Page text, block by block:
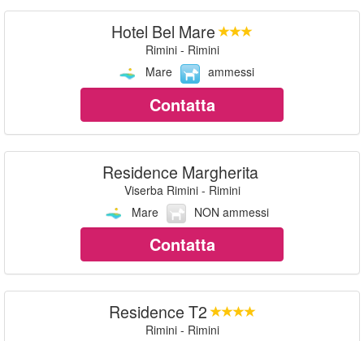
Hotel Bel Mare
Rimini - Rimini
Mare
ammessi
Contatta
Residence Margherita
Viserba Rimini - Rimini
Mare
NON ammessi
Contatta
Residence T2
Rimini - Rimini